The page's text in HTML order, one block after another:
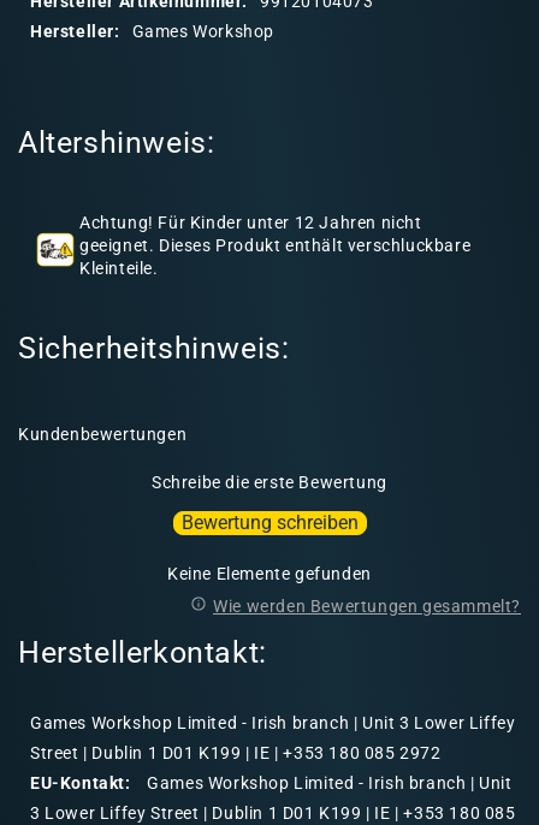
n
Hersteller:
Games Workshop
Altershinweis:
Achtung! Für Kinder unter 12 Jahren nicht
geeignet. Dieses Produkt enthält verschluckbare
Kleinteile.
Sicherheitshinweis:
Kundenbewertungen
Schreibe die erste Bewertung
Bewertung schreiben
Keine Elemente gefunden
Wie werden Bewertungen gesammelt?
Herstellerkontakt:
Games Workshop Limited - Irish branch | Unit 3 Lower Liffey
Street | Dublin 1 D01 K199 | IE | +353 180 085 2972
EU-Kontakt:
Games Workshop Limited - Irish branch | Unit
3 Lower Liffey Street | Dublin 1 D01 K199 | IE | +353 180 085